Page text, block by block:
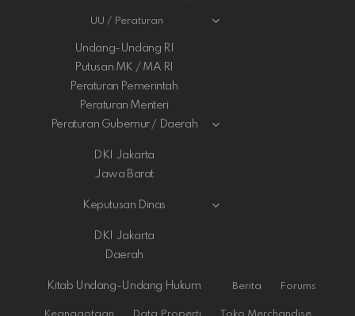
UU / Peraturan
Undang-Undang RI
Putusan MK / MA RI
Peraturan Pemerintah
Peraturan Menteri
Peraturan Gubernur / Daerah
DKI Jakarta
Jawa Barat
Keputusan Dinas
DKI Jakarta
Daerah
Kitab Undang-Undang Hukum Berita Forums
Keanggotaan Data Properti Toko Merchandise